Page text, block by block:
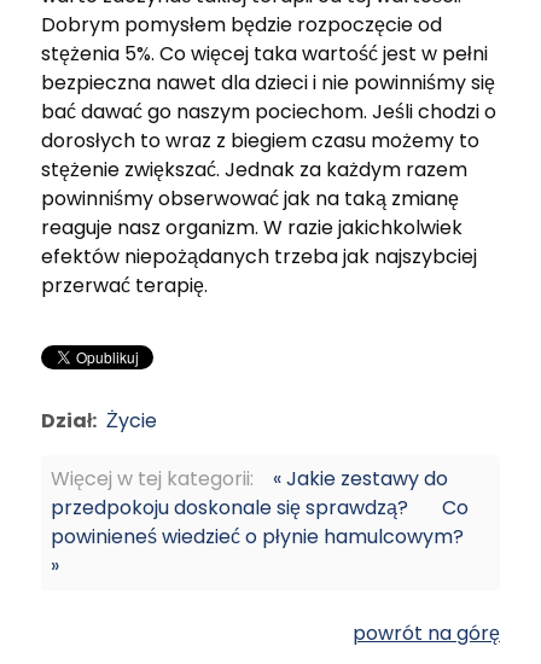
Dobrym pomysłem będzie rozpoczęcie od
stężenia 5%. Co więcej taka wartość jest w pełni
bezpieczna nawet dla dzieci i nie powinniśmy się
bać dawać go naszym pociechom. Jeśli chodzi o
dorosłych to wraz z biegiem czasu możemy to
stężenie zwiększać. Jednak za każdym razem
powinniśmy obserwować jak na taką zmianę
reaguje nasz organizm. W razie jakichkolwiek
efektów niepożądanych trzeba jak najszybciej
przerwać terapię.
Dział: Życie
Więcej w tej kategorii:
« Jakie zestawy do
przedpokoju doskonale się sprawdzą?
Co
powinieneś wiedzieć o płynie hamulcowym?
»
powrót na górę